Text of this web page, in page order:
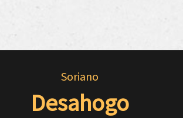
Soriano
Desahogo